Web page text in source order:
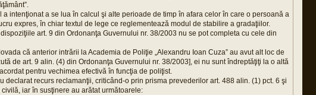
a intenţionat a se lua în calcul şi alte perioade de timp în afara celor în care o persoană a
expres, în chiar textul de lege ce reglementează modul de stabilire a gradaţiilor.
art. 9 din Ordonanţa Guvernului nr. 38/2003 nu se pot completa cu cele din
că anterior intrării la Academia de Poliţie „Alexandru Ioan Cuza” au avut alt loc de
de art. 9 alin. (4) din Ordonanţa Guvernului nr. 38/2003], ei nu sunt îndreptăţiţi la o altă
pentru vechimea efectivă în funcţia de poliţist.
declarat recurs reclamanţii, criticând-o prin prisma prevederilor art. 488 alin. (1) pct. 6 şi
iar în susţinere au arătat următoarele: